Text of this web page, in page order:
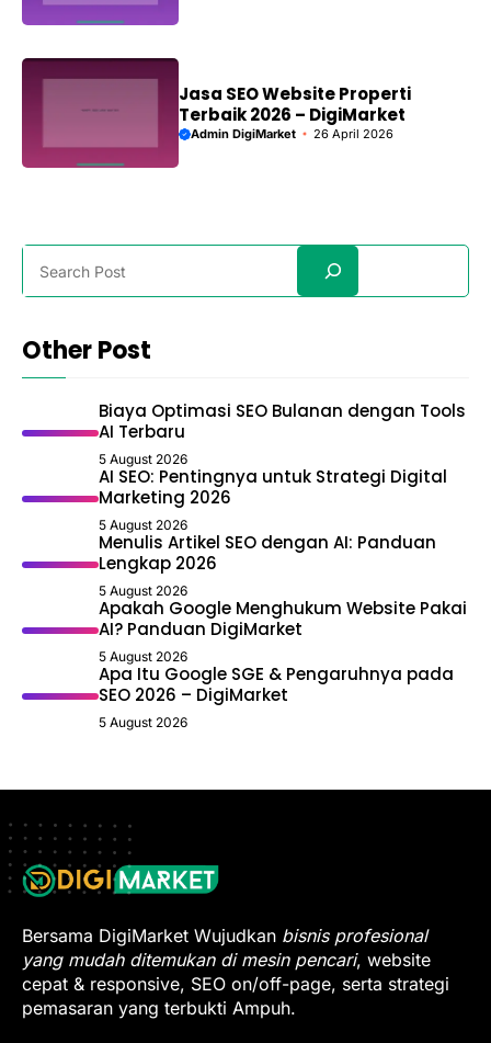
Jasa SEO Website Properti
Terbaik 2026 – DigiMarket
Admin DigiMarket 26 April 2026
Other Post
Biaya Optimasi SEO Bulanan dengan Tools
AI Terbaru
5 August 2026
AI SEO: Pentingnya untuk Strategi Digital
Marketing 2026
5 August 2026
Menulis Artikel SEO dengan AI: Panduan
Lengkap 2026
5 August 2026
Apakah Google Menghukum Website Pakai
AI? Panduan DigiMarket
5 August 2026
Apa Itu Google SGE & Pengaruhnya pada
SEO 2026 – DigiMarket
5 August 2026
Bersama DigiMarket Wujudkan bisnis profesional
yang mudah ditemukan di mesin pencari, website
cepat & responsive, SEO on/off-page, serta strategi
pemasaran yang terbukti Ampuh.